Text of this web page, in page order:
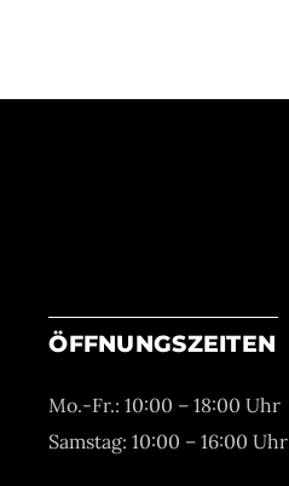
ÖFFNUNGSZEITEN
Mo.-Fr.: 10:00 – 18:00 Uhr
Samstag: 10:00 – 16:00 Uhr